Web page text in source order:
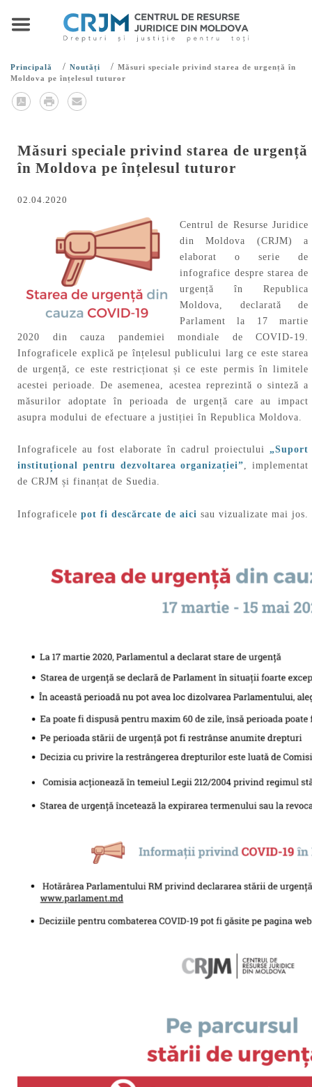
Principală / Noutăți / Măsuri speciale privind starea de urgență în
Moldova pe înțelesul tuturor
Măsuri speciale privind starea de urgență
în Moldova pe înțelesul tuturor
02.04.2020
Centrul de Resurse Juridice
din Moldova (CRJM) a
elaborat o serie de
infografice despre starea de
urgență în Republica
Moldova, declarată de
Parlament la 17 martie
2020 din cauza pandemiei mondiale de COVID-19.
Infograficele explică pe înțelesul publicului larg ce este starea
de urgență, ce este restricționat și ce este permis în limitele
acestei perioade. De asemenea, acestea reprezintă o sinteză a
măsurilor adoptate în perioada de urgență care au impact
asupra modului de efectuare a justiției în Republica Moldova.
Infograficele au fost elaborate în cadrul proiectului „Suport
instituțional pentru dezvoltarea organizației”, implementat
de CRJM și finanțat de Suedia.
Infograficele pot fi descărcate de aici sau vizualizate mai jos.